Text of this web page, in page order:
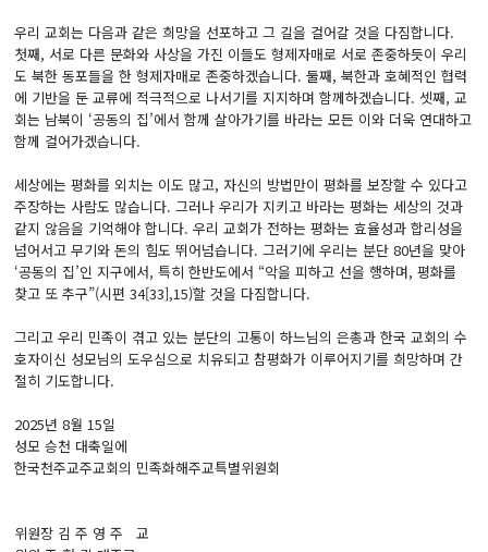
우리 교회는 다음과 같은 희망을 선포하고 그 길을 걸어갈 것을 다짐합니다.
첫째, 서로 다른 문화와 사상을 가진 이들도 형제자매로 서로 존중하듯이 우리
도 북한 동포들을 한 형제자매로 존중하겠습니다. 둘째, 북한과 호혜적인 협력
에 기반을 둔 교류에 적극적으로 나서기를 지지하며 함께하겠습니다. 셋째, 교
회는 남북이 ‘공동의 집’에서 함께 살아가기를 바라는 모든 이와 더욱 연대하고
함께 걸어가겠습니다.
세상에는 평화를 외치는 이도 많고, 자신의 방법만이 평화를 보장할 수 있다고
주장하는 사람도 많습니다. 그러나 우리가 지키고 바라는 평화는 세상의 것과
같지 않음을 기억해야 합니다. 우리 교회가 전하는 평화는 효율성과 합리성을
넘어서고 무기와 돈의 힘도 뛰어넘습니다. 그러기에 우리는 분단 80년을 맞아
‘공동의 집’인 지구에서, 특히 한반도에서 “악을 피하고 선을 행하며, 평화를
찾고 또 추구”(시편 34[33],15)할 것을 다짐합니다.
그리고 우리 민족이 겪고 있는 분단의 고통이 하느님의 은총과 한국 교회의 수
호자이신 성모님의 도우심으로 치유되고 참평화가 이루어지기를 희망하며 간
절히 기도합니다.
2025년 8월 15일
성모 승천 대축일에
한국천주교주교회의 민족화해주교특별위원회
위원장 김 주 영 주 교